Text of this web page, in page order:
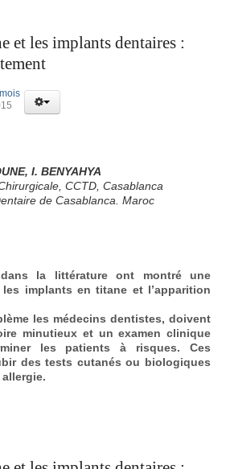
et les implants dentaires :
I. BENYAHYA
CCTD, Casablanca
de Casablanca. Maroc
la littérature ont montré une
implants en titane et l’apparition
les médecins dentistes, doivent
minutieux et un examen clinique
les patients à risques. Ces
des tests cutanés ou biologiques